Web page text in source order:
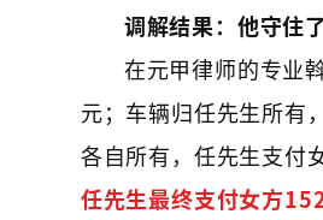
调解结果：他守住
在元甲律师的专业
元；车辆归任先生所有
各自所有，任先生支付
任先生最终支付女方